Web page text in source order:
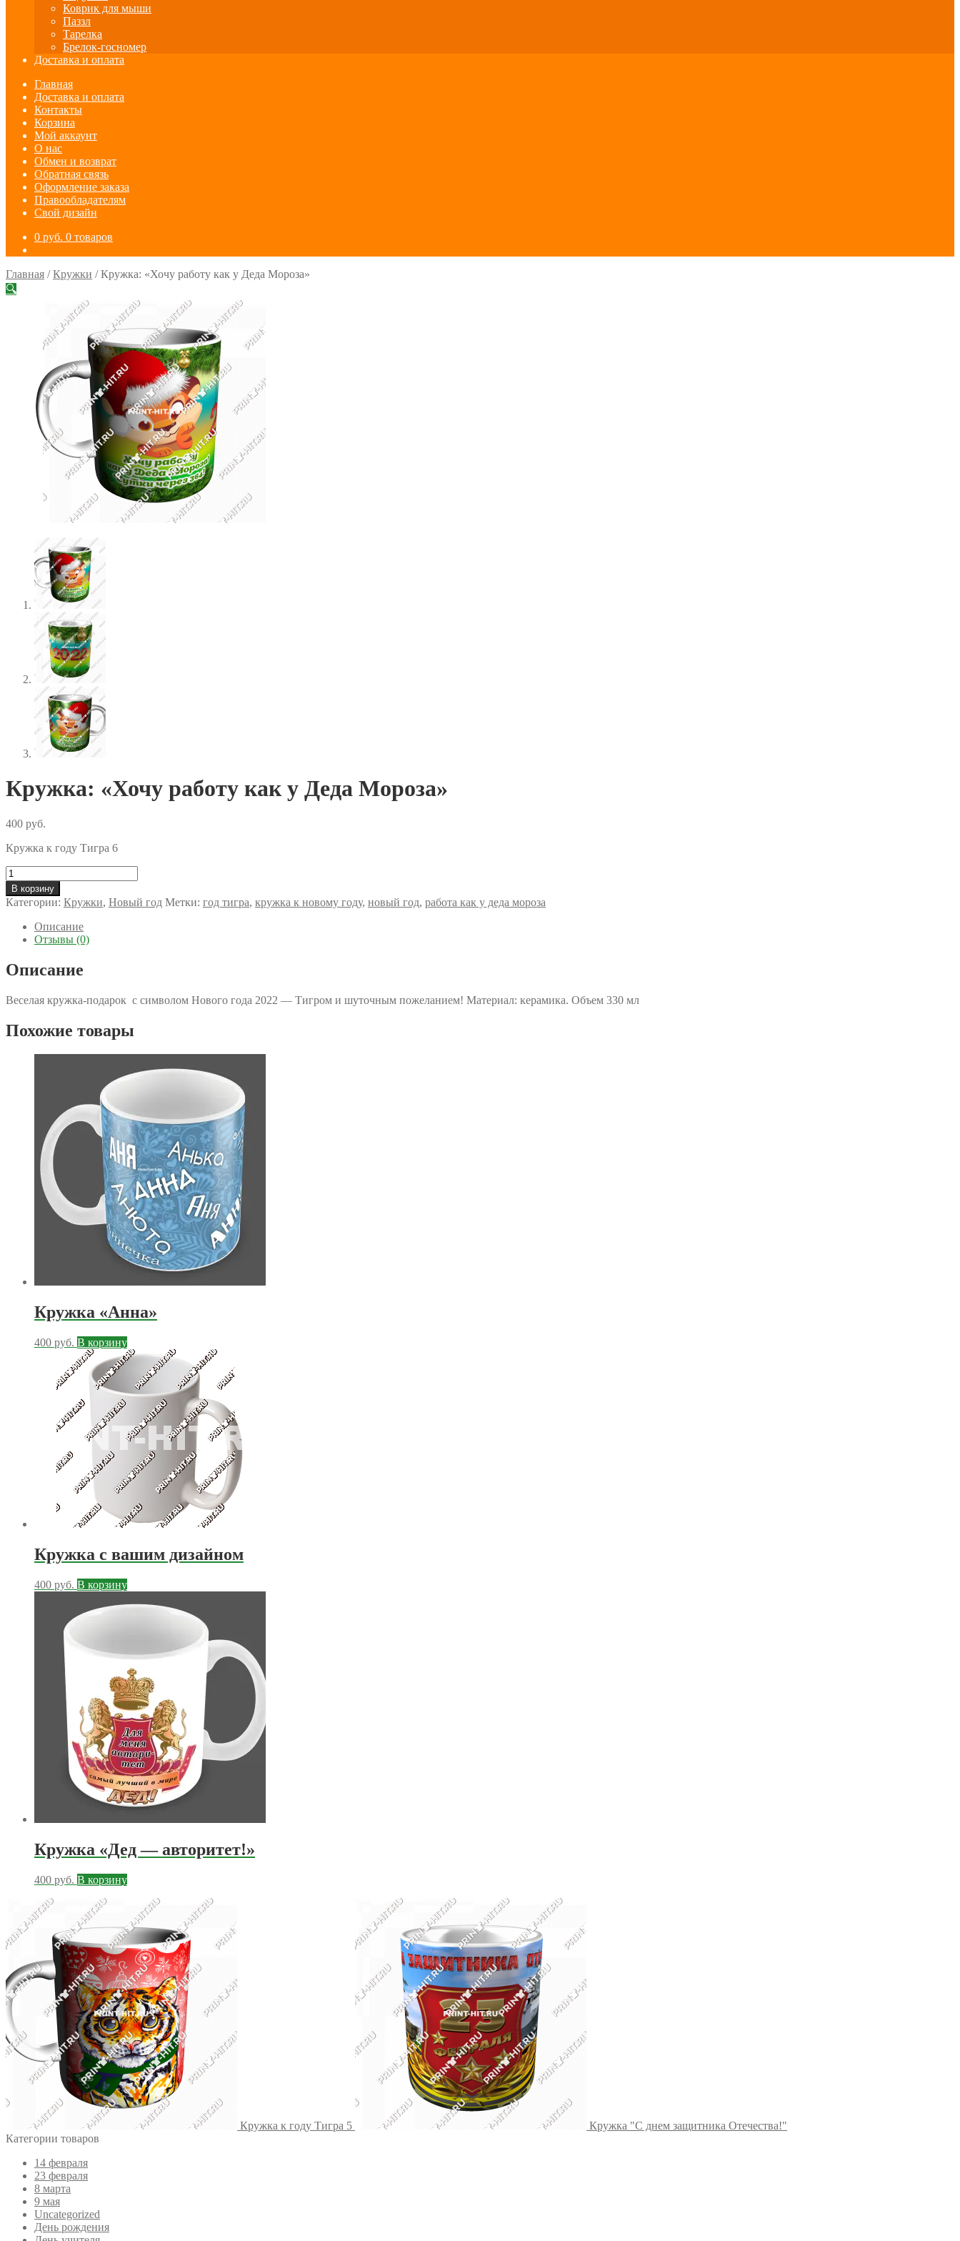
Коврик для мыши
Паззл
Тарелка
Брелок-госномер
Доставка и оплата
Главная
Доставка и оплата
Контакты
Корзина
Мой аккаунт
О нас
Обмен и возврат
Обратная связь
Оформление заказа
Правообладателям
Свой дизайн
0 руб. 0 товаров
Главная /Кружки /Кружка: «Хочу работу как у Деда Мороза»
🔍
Кружка: «Хочу работу как у Деда Мороза»
400 руб.
Кружка к году Тигра 6
Количество
товара
Кружка:
"Хочу
работу
Деда
Мороза"
В корзину
Категории: Кружки, Новый год Метки: год тигра, кружка к новому году, новый год, работа как у деда мороза
Описание
Отзывы (0)
Описание
Веселая кружка-подарок с символом Нового года 2022 — Тигром и шуточным пожеланием! Материал: керамика. Объем 330 мл
Похожие товары
Кружка «Анна»
400 руб. В корзину
Кружка с вашим дизайном
400 руб. В корзину
Кружка «Дед — авторитет!»
400 руб. В корзину
Кружка к году Тигра 5
Кружка "С днем защитника Отечества!"
Категории товаров
14 февраля
23 февраля
8 марта
9 мая
Uncategorized
День рождения